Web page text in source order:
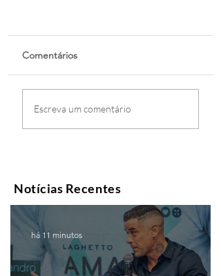
Comentários
Escreva um comentário
Notícias Recentes
há 11 minutos